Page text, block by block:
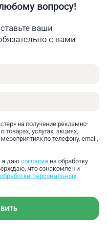
время реза
SE имеют
материала
вопросу!
ваши
с вами
на получение рекламно-
услугах, акциях,
по телефону, email,
я даю согласие на обработку
что ознакомлен и
персональных